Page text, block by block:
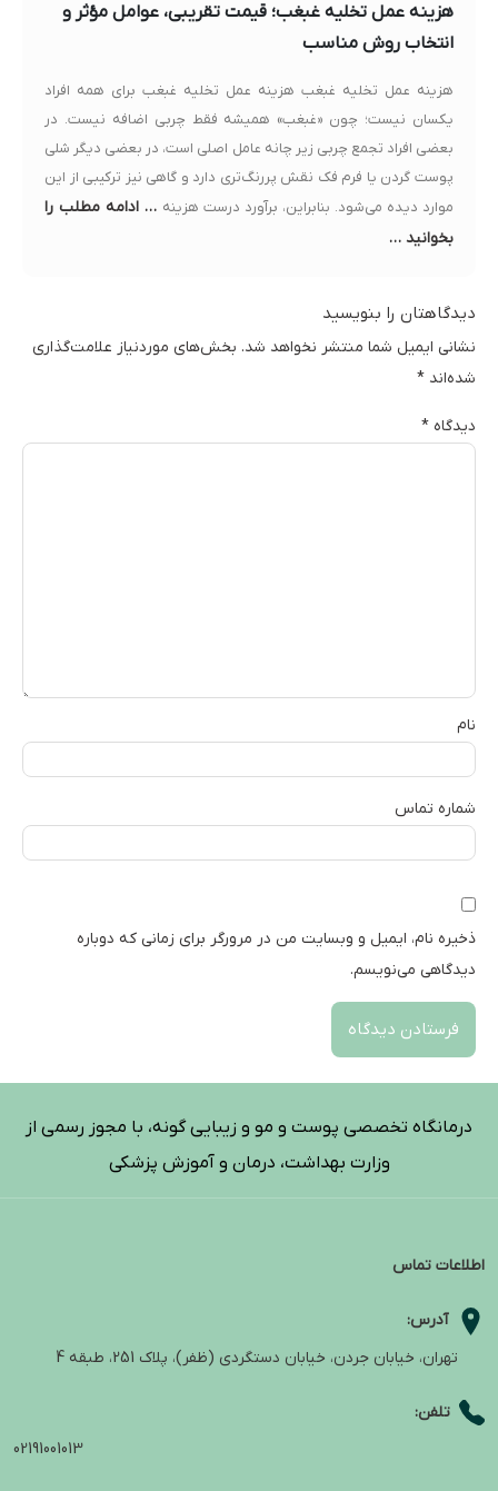
هزینه عمل تخلیه غبغب؛ قیمت تقریبی، عوامل مؤثر و
انتخاب روش مناسب
هزینه عمل تخلیه غبغب هزینه عمل تخلیه غبغب برای همه افراد
یکسان نیست؛ چون «غبغب» همیشه فقط چربی اضافه نیست. در
بعضی افراد تجمع چربی زیر چانه عامل اصلی است، در بعضی دیگر شلی
پوست گردن یا فرم فک نقش پررنگ‌تری دارد و گاهی نیز ترکیبی از این
موارد دیده می‌شود. بنابراین، برآورد درست هزینه … ادامه مطلب را
بخوانید …
دیدگاهتان را بنویسید
نشانی ایمیل شما منتشر نخواهد شد. بخش‌های موردنیاز علامت‌گذاری
شده‌اند *
دیدگاه *
نام
شماره تماس
ذخیره نام، ایمیل و وبسایت من در مرورگر برای زمانی که دوباره
دیدگاهی می‌نویسم.
درمانگاه تخصصی پوست و مو و زیبایی گونه، با مجوز رسمی از
وزارت بهداشت، درمان و آموزش پزشکی
اطلاعات تماس
آدرس:
تهران، خیابان جردن، خیابان دستگردی (ظفر)، پلاک 251، طبقه 4
تلفن:
02191001013